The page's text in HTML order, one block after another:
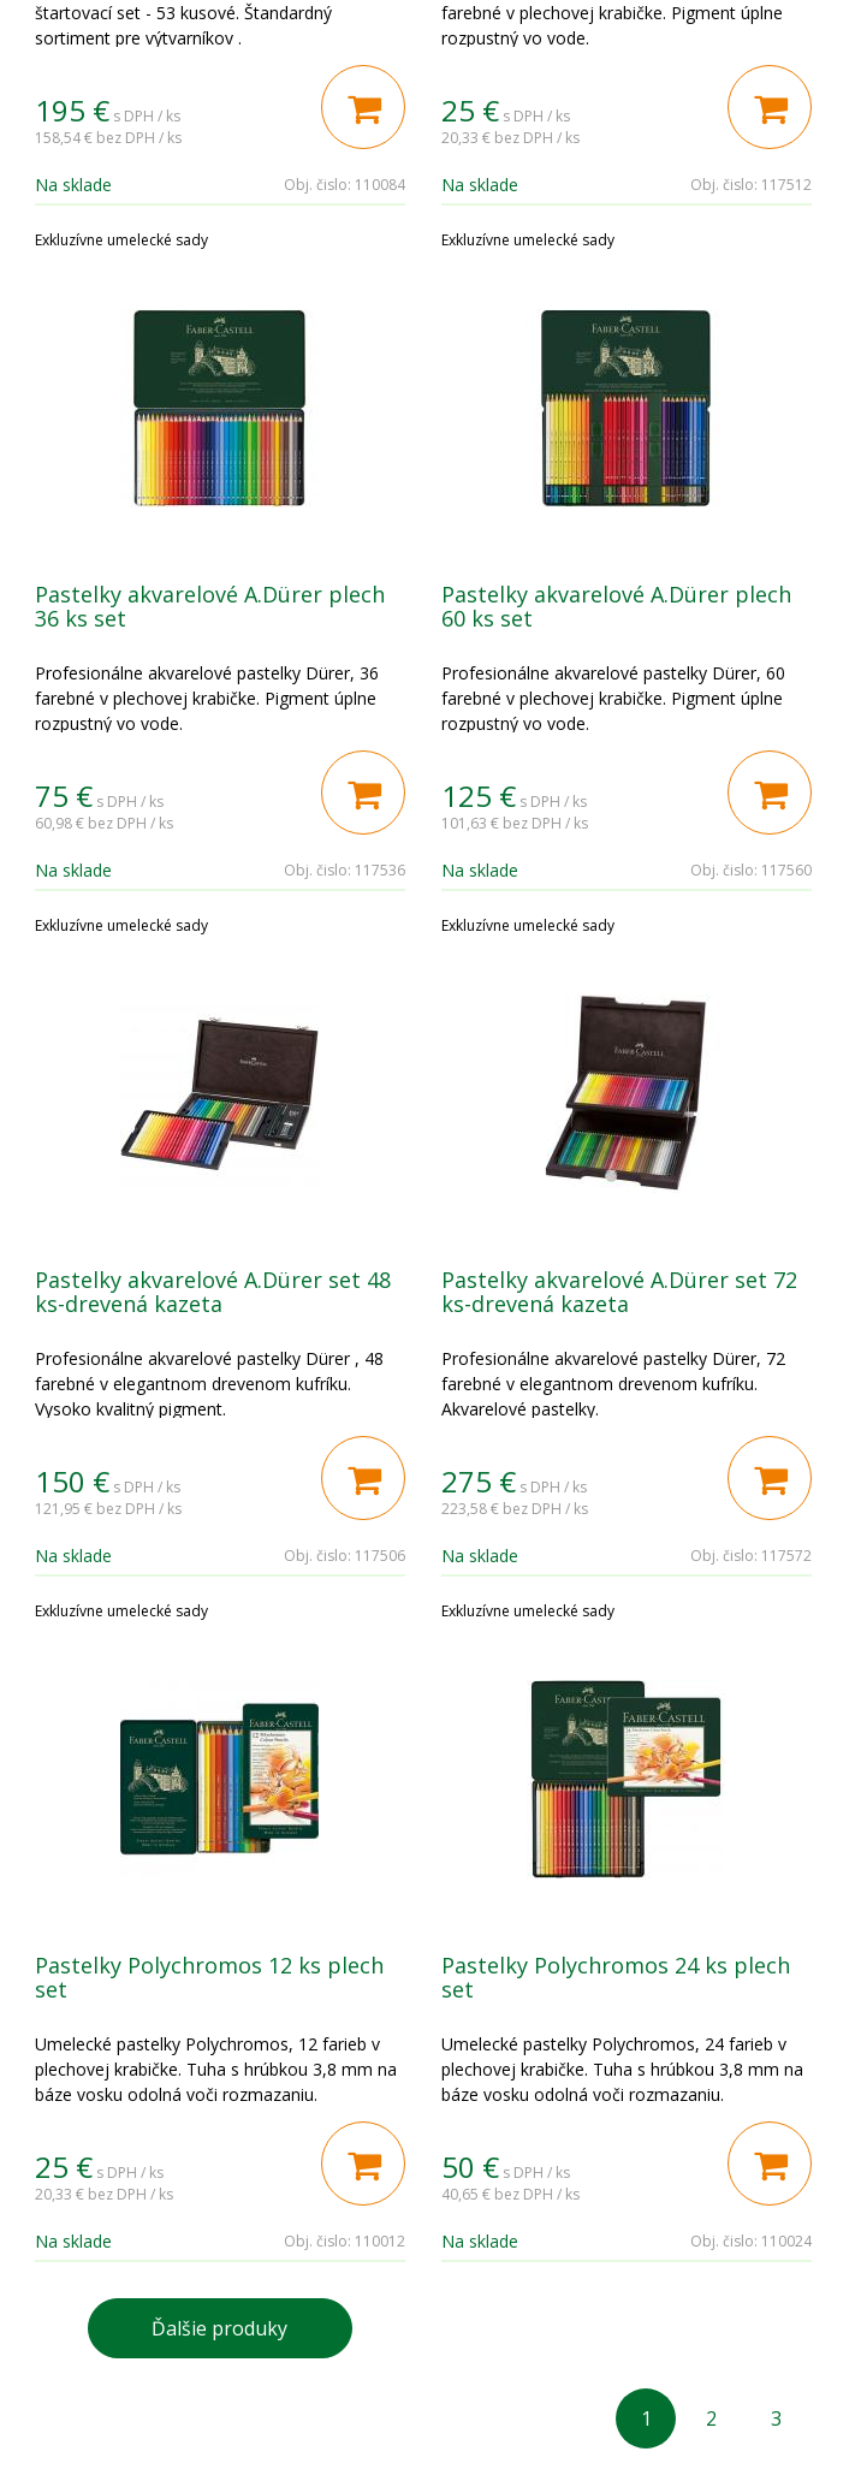
štartovací set - 53 kusové. Štandardný
sortiment pre výtvarníkov .
195 € s DPH / ks
158,54 € bez DPH / ks
Na sklade Obj. čislo: 110084
farebné v plechovej krabičke. Pigment úplne
rozpustný vo vode.
25 € s DPH / ks
20,33 € bez DPH / ks
Na sklade Obj. čislo: 117512
Exkluzívne umelecké sady
Pastelky akvarelové A.Dürer plech
36 ks set
Profesionálne akvarelové pastelky Dürer, 36
farebné v plechovej krabičke. Pigment úplne
rozpustný vo vode.
75 € s DPH / ks
60,98 € bez DPH / ks
Na sklade Obj. čislo: 117536
Exkluzívne umelecké sady
Pastelky akvarelové A.Dürer plech
60 ks set
Profesionálne akvarelové pastelky Dürer, 60
farebné v plechovej krabičke. Pigment úplne
rozpustný vo vode.
125 € s DPH / ks
101,63 € bez DPH / ks
Na sklade Obj. čislo: 117560
Exkluzívne umelecké sady
Pastelky akvarelové A.Dürer set 48
ks-drevená kazeta
Profesionálne akvarelové pastelky Dürer , 48
farebné v elegantnom drevenom kufríku.
Vysoko kvalitný pigment.
150 € s DPH / ks
121,95 € bez DPH / ks
Na sklade Obj. čislo: 117506
Exkluzívne umelecké sady
Pastelky akvarelové A.Dürer set 72
ks-drevená kazeta
Profesionálne akvarelové pastelky Dürer, 72
farebné v elegantnom drevenom kufríku.
Akvarelové pastelky.
275 € s DPH / ks
223,58 € bez DPH / ks
Na sklade Obj. čislo: 117572
Exkluzívne umelecké sady
Pastelky Polychromos 12 ks plech
set
Umelecké pastelky Polychromos, 12 farieb v
plechovej krabičke. Tuha s hrúbkou 3,8 mm na
báze vosku odolná voči rozmazaniu.
25 € s DPH / ks
20,33 € bez DPH / ks
Na sklade Obj. čislo: 110012
Exkluzívne umelecké sady
Pastelky Polychromos 24 ks plech
set
Umelecké pastelky Polychromos, 24 farieb v
plechovej krabičke. Tuha s hrúbkou 3,8 mm na
báze vosku odolná voči rozmazaniu.
50 € s DPH / ks
40,65 € bez DPH / ks
Na sklade Obj. čislo: 110024
Ďalšie produky
1 2 3